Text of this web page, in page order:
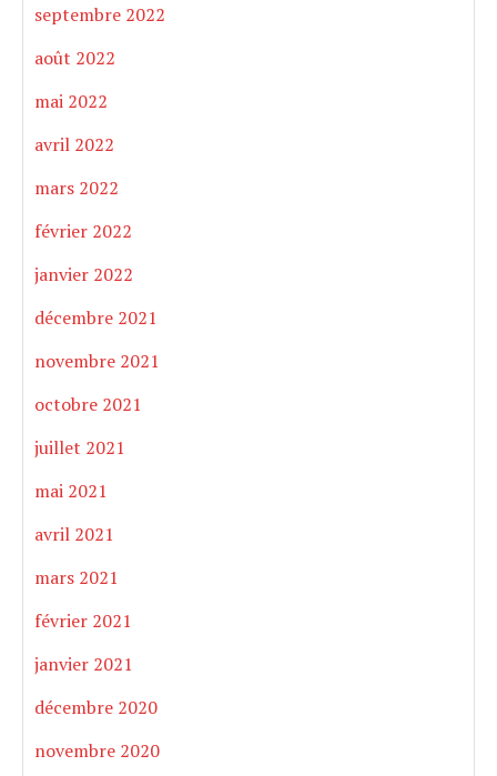
septembre 2022
août 2022
mai 2022
avril 2022
mars 2022
février 2022
janvier 2022
décembre 2021
novembre 2021
octobre 2021
juillet 2021
mai 2021
avril 2021
mars 2021
février 2021
janvier 2021
décembre 2020
novembre 2020